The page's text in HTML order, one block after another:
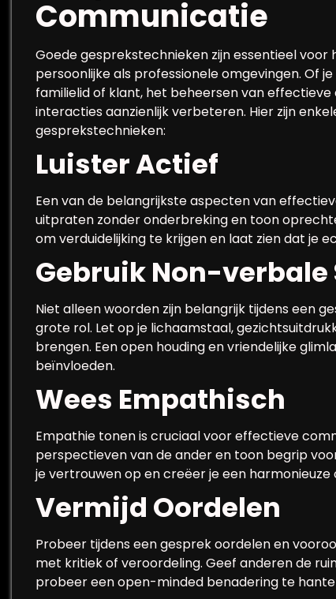
Communicatie
Goede gesprekstechnieken zijn essentieel
persoonlijke als professionele omgevingen. Of
familielid of klant, het beheersen van
interacties aanzienlijk verbeteren. Hier zijn
gesprekstechnieken:
Luister Actief
Een van de belangrijkste aspecten van
uitpraten zonder onderbreking en toon
om verduidelijking te krijgen en laat zien dat je
Gebruik Non-verbale
Niet alleen woorden zijn belangrijk tijdens een
grote rol. Let op je lichaamstaal,
brengen. Een open houding en vriendelijke
beïnvloeden.
Wees Empathisch
Empathie tonen is cruciaal voor effectieve
perspectieven van de ander en toon begrip
je vertrouwen op en creëer je een
Vermijd Oordelen
Probeer tijdens een gesprek oordelen en
met kritiek of veroordeling. Geef anderen de
probeer een open-minded benadering te